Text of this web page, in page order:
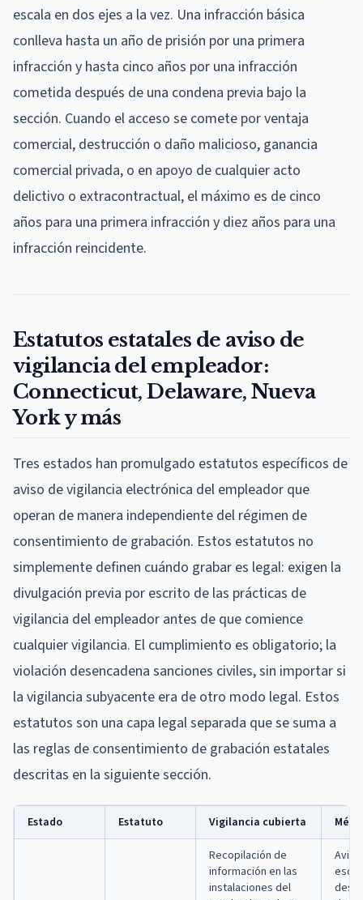
escala en dos ejes a la vez. Una infracción básica
conlleva hasta un año de prisión por una primera
infracción y hasta cinco años por una infracción
cometida después de una condena previa bajo la
sección. Cuando el acceso se comete por ventaja
comercial, destrucción o daño malicioso, ganancia
comercial privada, o en apoyo de cualquier acto
delictivo o extracontractual, el máximo es de cinco
años para una primera infracción y diez años para una
infracción reincidente.
Estatutos estatales de aviso de
vigilancia del empleador:
Connecticut, Delaware, Nueva
York y más
Tres estados han promulgado estatutos específicos de
aviso de vigilancia electrónica del empleador que
operan de manera independiente del régimen de
consentimiento de grabación. Estos estatutos no
simplemente definen cuándo grabar es legal: exigen la
divulgación previa por escrito de las prácticas de
vigilancia del empleador antes de que comience
cualquier vigilancia. El cumplimiento es obligatorio; la
violación desencadena sanciones civiles, sin importar si
la vigilancia subyacente era de otro modo legal. Estos
estatutos son una capa legal separada que se suma a
las reglas de consentimiento de grabación estatales
descritas en la siguiente sección.
Estado Estatuto Vigilancia cubierta
Recopilación de
información en las
instalaciones del